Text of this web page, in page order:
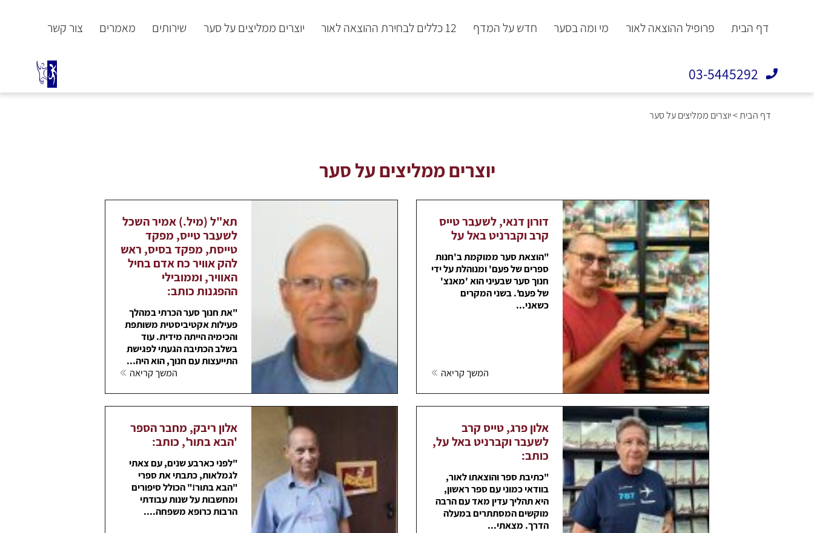
דף הבית פרופיל ההוצאה לאור מי ומה בסער חדש על המדף 12 כללים לבחירת ההוצאה לאור יוצרים ממליצים על סער שירותים מאמרים צור קשר
03-5445292
דף הבית>יוצרים ממליצים על סער
יוצרים ממליצים על סער
דורון דנאי, לשעבר טייס
קרב וקברניט באל על
"הוצאת סער ממוקמת ב'חנות
ספרים של פעם' ומנוהלת על ידי
חנוך סער שבעיני הוא 'מאנצ'
של פעם'. בשני המקרים
כשאני...
המשך קריאה
תא"ל (מיל.) אמיר השכל
לשעבר טייס, מפקד
טייסת, מפקד בסיס, ראש
להק אוויר כח אדם בחיל
האוויר, וממובילי
ההפגנות כותב:
"את חנוך סער הכרתי במהלך
פעילות אקטיביסטית משותפת
והכימיה הייתה מידית. עוד
בשלב הכתיבה הגעתי לפגישת
התייעצות עם חנוך, הוא היה...
המשך קריאה
אלון פרג, טייס קרב
לשעבר וקברניט באל על,
כותב:
"כתיבת ספר והוצאתו לאור,
בוודאי כמוני עם ספר ראשון,
היא תהליך עדין מאד עם הרבה
מוקשים המסתתרים במעלה
הדרך. מצאתי...
אלון ריבק, מחבר הספר
'הבא בתור', כותב:
"לפני כארבע שנים, עם צאתי
לגמלאות, כתבתי את ספרי
"הבא בתור!" הכולל סיפורים
ומחשבות על שנות עבודתי
הרבות כרופא משפחה....